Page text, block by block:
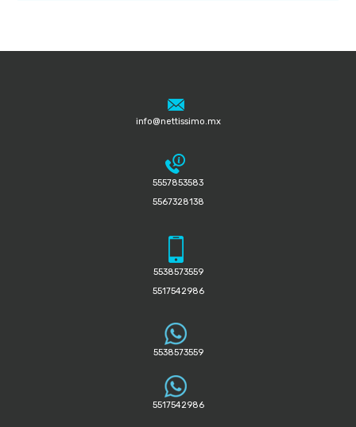
info@nettissimo.mx
5557853583
5567328138
5538573559
5517542986
5538573559
5517542986